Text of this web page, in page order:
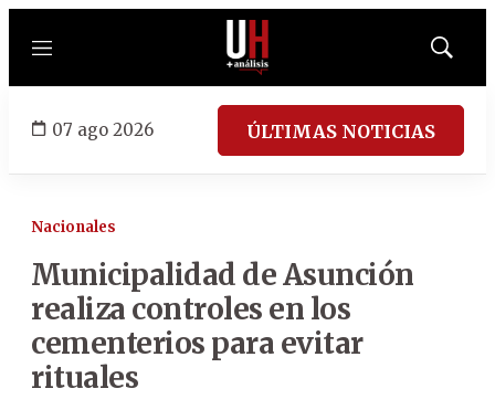
Menú
Mostrar
07 ago 2026 ÚLTIMAS NOTICIAS
Nacionales
Municipalidad de Asunción
realiza controles en los
cementerios para evitar
rituales